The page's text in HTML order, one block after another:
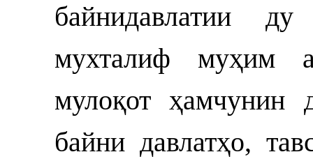
байнидавлатии
мухталиф муҳим
мулоқот ҳамчунин
байни давлатҳо,